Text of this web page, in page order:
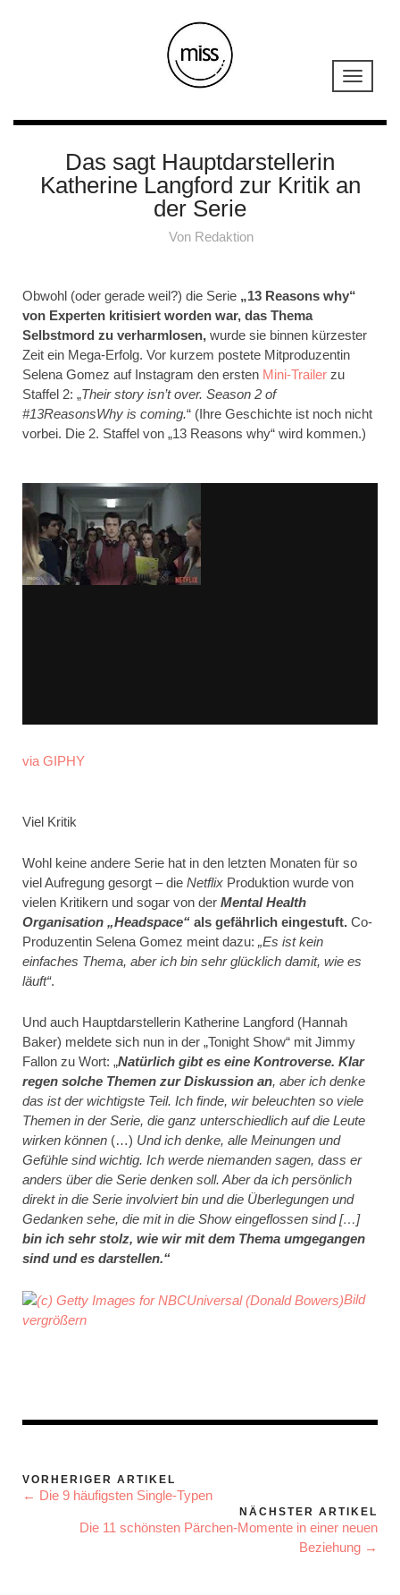
Das sagt Hauptdarstellerin
Katherine Langford zur Kritik an
der Serie
Von Redaktion
Obwohl (oder gerade weil?) die Serie „13 Reasons why“
von Experten kritisiert worden war, das Thema
Selbstmord zu verharmlosen, wurde sie binnen kürzester
Zeit ein Mega-Erfolg. Vor kurzem postete Mitproduzentin
Selena Gomez auf Instagram den ersten Mini-Trailer zu
Staffel 2: „Their story isn’t over. Season 2 of
#13ReasonsWhy is coming.“ (Ihre Geschichte ist noch nicht
vorbei. Die 2. Staffel von „13 Reasons why“ wird kommen.)
via GIPHY
Viel Kritik
Wohl keine andere Serie hat in den letzten Monaten für so
viel Aufregung gesorgt – die Netflix Produktion wurde von
vielen Kritikern und sogar von der Mental Health
Organisation „Headspace“ als gefährlich eingestuft. Co-
Produzentin Selena Gomez meint dazu: „Es ist kein
einfaches Thema, aber ich bin sehr glücklich damit, wie es
läuft“.
Und auch Hauptdarstellerin Katherine Langford (Hannah
Baker) meldete sich nun in der „Tonight Show“ mit Jimmy
Fallon zu Wort: „Natürlich gibt es eine Kontroverse. Klar
regen solche Themen zur Diskussion an, aber ich denke
das ist der wichtigste Teil. Ich finde, wir beleuchten so viele
Themen in der Serie, die ganz unterschiedlich auf die Leute
wirken können (…) Und ich denke, alle Meinungen und
Gefühle sind wichtig. Ich werde niemanden sagen, dass er
anders über die Serie denken soll. Aber da ich persönlich
direkt in die Serie involviert bin und die Überlegungen und
Gedanken sehe, die mit in die Show eingeflossen sind […]
bin ich sehr stolz, wie wir mit dem Thema umgegangen
sind und es darstellen.“
Bild
vergrößern
VORHERIGER ARTIKEL
← Die 9 häufigsten Single-Typen
NÄCHSTER ARTIKEL
Die 11 schönsten Pärchen-Momente in einer neuen
Beziehung →